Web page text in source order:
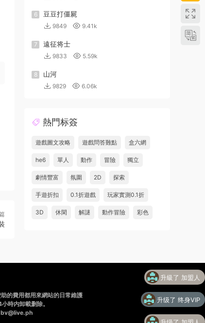
6 豆豆打僵屍
9849 9.41k
7 遠征将士
9833 5.59k
8 山河
9829 6.06k
熱門标簽
遊戲圖文攻略 遊戲問答難點 盒六網
he6 單人 動作 冒險 獨立
劇情豐富 氛圍 2D 探索
手遊折扣 0.1折遊戲 玩家實測0.1折
3D 休閑 解謎 動作冒險 彩色
的費用都用來網站的日常維護
時内卸載删除。
bv@live.ph
升級了 加盟人
升级了 终身VIP